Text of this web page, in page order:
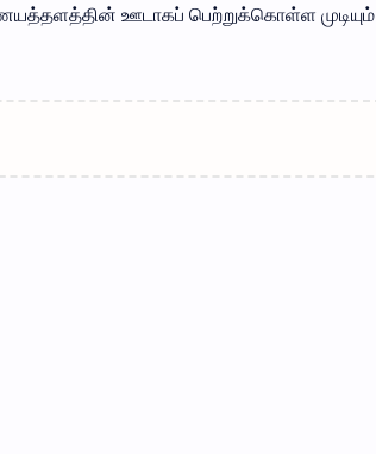
ஊடாகப் பெற்றுக்கொள்ள முடியும்